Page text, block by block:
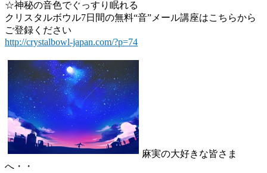
☆神秘の音色でぐっすり眠れる
クリスタルボウル7日間の無料“音”メール講座はこちらから
ご登録ください
http://crystalbowl-japan.com/?p=74
麻実の大好きな皆さま
へ・・